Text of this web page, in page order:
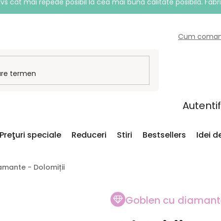
cât mai repede posibil la cea mai bună calitate posibilă.
Cum
Preţuri speciale Reduceri Stiri Bestsellers Idei
- Dolomiții
Goblen cu